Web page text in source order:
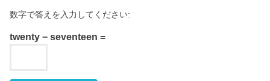
数字で答えを入力してください:
twenty − seventeen =